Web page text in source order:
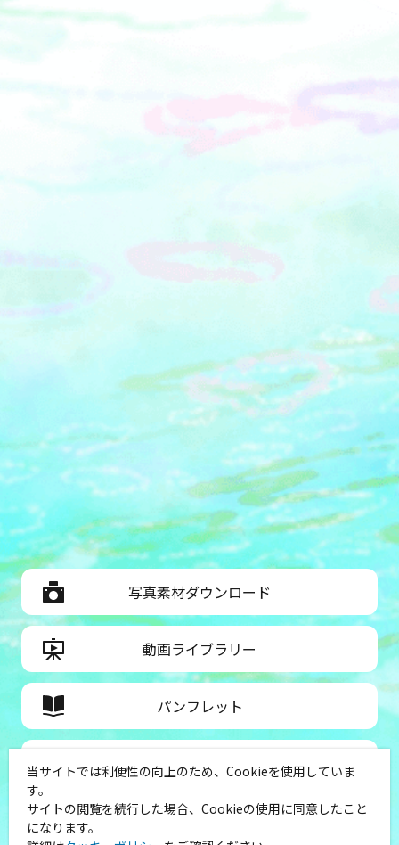
写真素材ダウンロード
動画ライブラリー
パンフレット
お問い合わせ
災害・緊急時のお役立ち情報
当サイトでは利便性の向上のため、Cookieを使用していま
す。
サイトの閲覧を続行した場合、Cookieの使用に同意したこと
になります。